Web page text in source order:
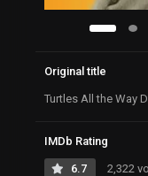
Original title
Turtles All the Way
IMDb Rating
6.7 2,322